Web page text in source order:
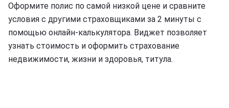
Оформите полис по самой низкой цене и сравните
условия с другими страховщиками за 2 минуты с
помощью онлайн-калькулятора. Виджет позволяет
узнать стоимость и оформить страхование
недвижимости, жизни и здоровья, титула.